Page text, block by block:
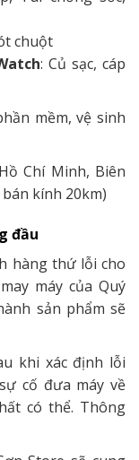
chuột
: Củ sạc, cáp
mềm, vệ sinh
Chí Minh, Biên
kính 20km)
đầu
hàng thứ lỗi cho
máy của Quý
sản phẩm sẽ
khi xác định lỗi
cố đưa máy về
có thể. Thông